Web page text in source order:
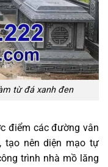
từ đá xanh đen
điểm các đường vân
tạo nên diện mạo tự
trình nhà mồ lăng